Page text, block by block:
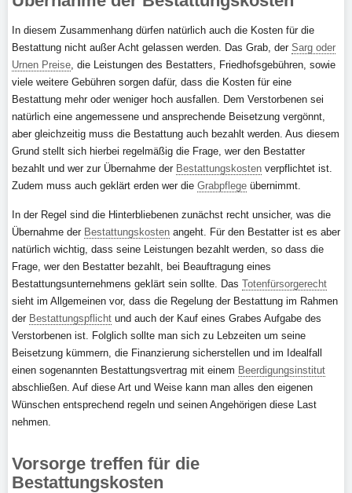
In diesem Zusammenhang dürfen natürlich auch die Kosten für die
Bestattung nicht außer Acht gelassen werden. Das Grab, der Sarg oder
Urnen Preise, die Leistungen des Bestatters, Friedhofsgebühren, sowie
viele weitere Gebühren sorgen dafür, dass die Kosten für eine
Bestattung mehr oder weniger hoch ausfallen. Dem Verstorbenen sei
natürlich eine angemessene und ansprechende Beisetzung vergönnt,
aber gleichzeitig muss die Bestattung auch bezahlt werden. Aus diesem
Grund stellt sich hierbei regelmäßig die Frage, wer den Bestatter
bezahlt und wer zur Übernahme der Bestattungskosten verpflichtet ist.
Zudem muss auch geklärt erden wer die Grabpflege übernimmt.
In der Regel sind die Hinterbliebenen zunächst recht unsicher, was die
Übernahme der Bestattungskosten angeht. Für den Bestatter ist es aber
natürlich wichtig, dass seine Leistungen bezahlt werden, so dass die
Frage, wer den Bestatter bezahlt, bei Beauftragung eines
Bestattungsunternehmens geklärt sein sollte. Das Totenfürsorgerecht
sieht im Allgemeinen vor, dass die Regelung der Bestattung im Rahmen
der Bestattungspflicht und auch der Kauf eines Grabes Aufgabe des
Verstorbenen ist. Folglich sollte man sich zu Lebzeiten um seine
Beisetzung kümmern, die Finanzierung sicherstellen und im Idealfall
einen sogenannten Bestattungsvertrag mit einem Beerdigungsinstitut
abschließen. Auf diese Art und Weise kann man alles den eigenen
Wünschen entsprechend regeln und seinen Angehörigen diese Last
nehmen.
Vorsorge treffen für die
Bestattungskosten